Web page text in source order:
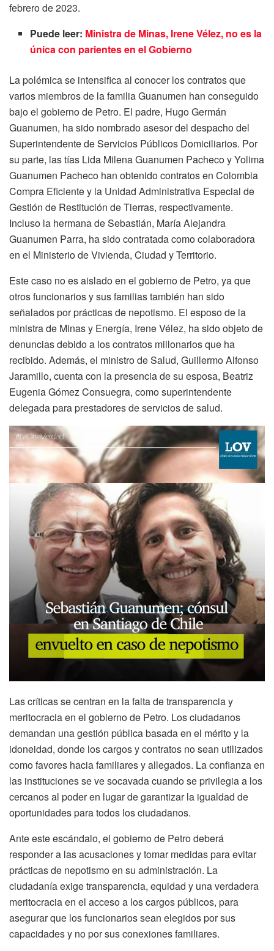
febrero de 2023.
Puede leer: Ministra de Minas, Irene Vélez, no es la
única con parientes en el Gobierno
La polémica se intensifica al conocer los contratos que
varios miembros de la familia Guanumen han conseguido
bajo el gobierno de Petro. El padre, Hugo Germán
Guanumen, ha sido nombrado asesor del despacho del
Superintendente de Servicios Públicos Domiciliarios. Por
su parte, las tías Lida Milena Guanumen Pacheco y Yolima
Guanumen Pacheco han obtenido contratos en Colombia
Compra Eficiente y la Unidad Administrativa Especial de
Gestión de Restitución de Tierras, respectivamente.
Incluso la hermana de Sebastián, María Alejandra
Guanumen Parra, ha sido contratada como colaboradora
en el Ministerio de Vivienda, Ciudad y Territorio.
Este caso no es aislado en el gobierno de Petro, ya que
otros funcionarios y sus familias también han sido
señalados por prácticas de nepotismo. El esposo de la
ministra de Minas y Energía, Irene Vélez, ha sido objeto de
denuncias debido a los contratos millonarios que ha
recibido. Además, el ministro de Salud, Guillermo Alfonso
Jaramillo, cuenta con la presencia de su esposa, Beatriz
Eugenia Gómez Consuegra, como superintendente
delegada para prestadores de servicios de salud.
Las críticas se centran en la falta de transparencia y
meritocracia en el gobierno de Petro. Los ciudadanos
demandan una gestión pública basada en el mérito y la
idoneidad, donde los cargos y contratos no sean utilizados
como favores hacia familiares y allegados. La confianza en
las instituciones se ve socavada cuando se privilegia a los
cercanos al poder en lugar de garantizar la igualdad de
oportunidades para todos los ciudadanos.
Ante este escándalo, el gobierno de Petro deberá
responder a las acusaciones y tomar medidas para evitar
prácticas de nepotismo en su administración. La
ciudadanía exige transparencia, equidad y una verdadera
meritocracia en el acceso a los cargos públicos, para
asegurar que los funcionarios sean elegidos por sus
capacidades y no por sus conexiones familiares.